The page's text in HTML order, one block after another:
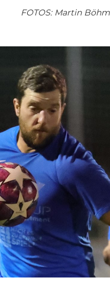
FOTOS: Martin Böhm